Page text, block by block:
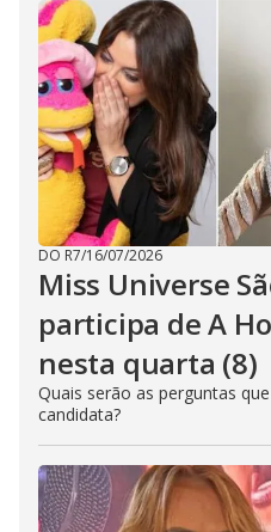
DO R7/16/07/2026
Miss Universe
participa de A
nesta quarta (8)
Quais serão as perguntas
candidata?